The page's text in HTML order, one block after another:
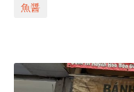
魚醤